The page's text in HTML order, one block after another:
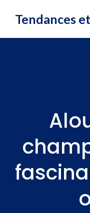
Tendances